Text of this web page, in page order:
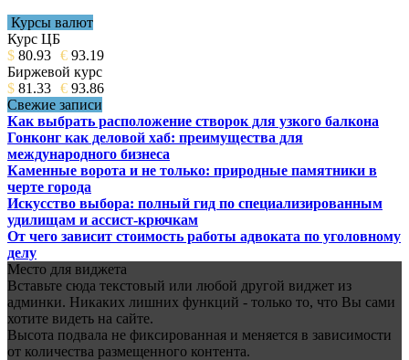
Курсы валют
Курс ЦБ
$ 80.93 € 93.19
Биржевой курс
$ 81.33 € 93.86
Свежие записи
Как выбрать расположение створок для узкого балкона
Гонконг как деловой хаб: преимущества для
международного бизнеса
Каменные ворота и не только: природные памятники в
черте города
Искусство выбора: полный гид по специализированным
удилищам и ассист-крючкам
От чего зависит стоимость работы адвоката по уголовному
делу
Место для виджета
Вставьте сюда текстовый или любой другой виджет из
админки. Никаких лишних функций - только то, что Вы сами
хотите видеть на сайте.
Высота подвала не фиксированная и меняется в зависимости
от количества размещенного контента.